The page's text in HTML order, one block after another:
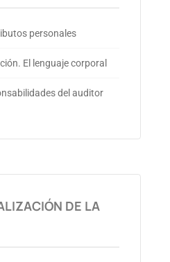
personales
El lenguaje corporal
del auditor
DE LA